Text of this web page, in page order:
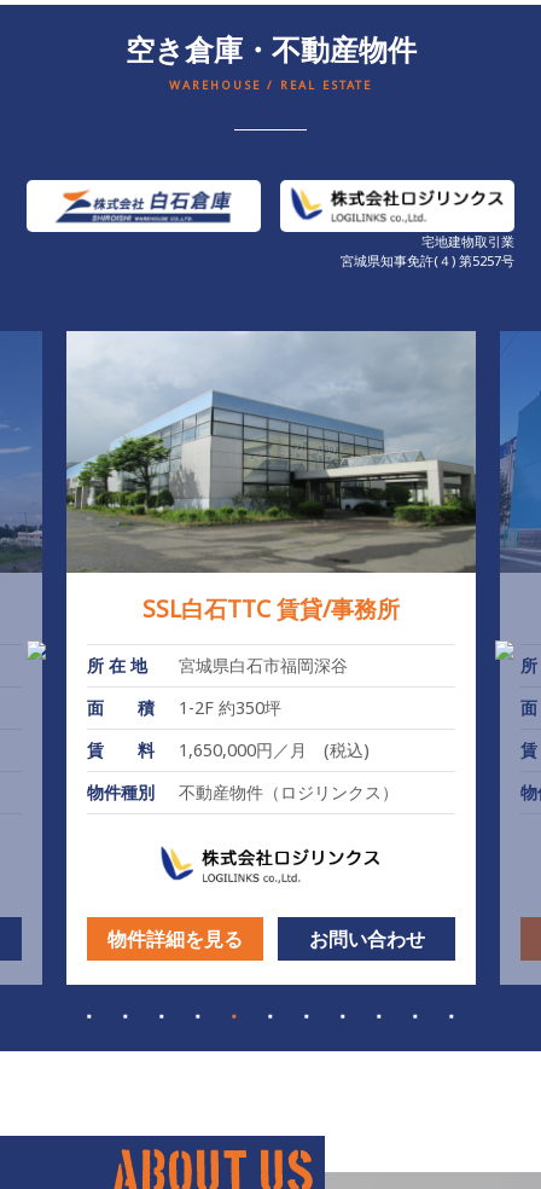
2024/04/24
物流ニッポンへ記事が掲載されました。
大河原産業高等学校様へバスケットボールを寄贈いたし
ました。
空き倉庫・不動産物件
WAREHOUSE / REAL ESTATE
宅地建物取引業
宮城県知事免許(４) 第5257号
SSL白石TTC 賃貸/事務所
所 在 地
宮城県白石市福岡深谷
面 積
1-2F 約350坪
賃 料
1,650,000円／月 (税込)
物件種別
不動産物件（ロジリンクス）
物件詳細を見る お問い合わせ